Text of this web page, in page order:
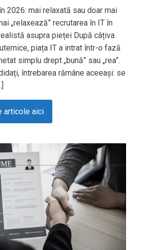
2026: mai relaxată sau doar mai
„relaxează” recrutarea în IT în
asupra pieței După câțiva
piața IT a intrat într-o fază
simplu drept „bună” sau „rea”.
întrebarea rămâne aceeași: se
articole aici